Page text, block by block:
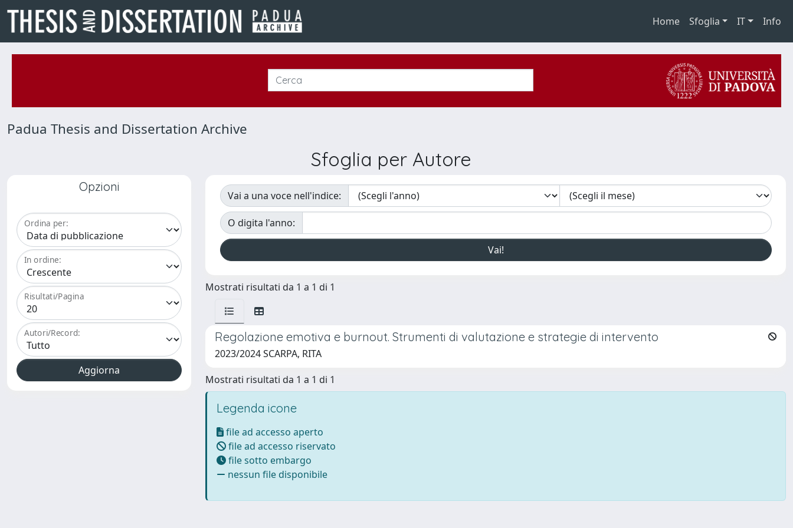
Home Sfoglia IT Info
Padua Thesis and Dissertation Archive
Sfoglia per Autore
Opzioni
Ordina per:
In ordine:
Risultati/Pagina
Autori/Record:
Vai a una voce nell'indice:
O digita l'anno:
Mostrati risultati da 1 a 1 di 1
Regolazione emotiva e burnout. Strumenti di valutazione e strategie di intervento
2023/2024 SCARPA, RITA
Mostrati risultati da 1 a 1 di 1
Legenda icone
file ad accesso aperto
file ad accesso riservato
file sotto embargo
nessun file disponibile